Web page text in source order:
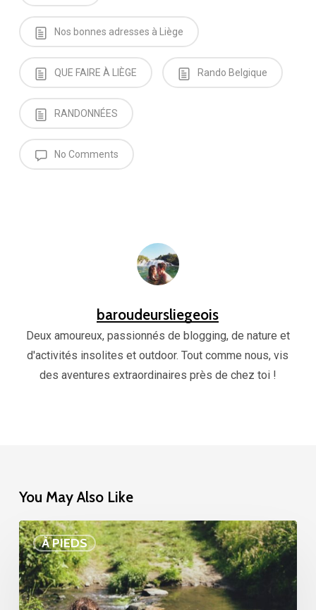
Nos bonnes adresses à Liège
QUE FAIRE À LIÈGE Rando Belgique
RANDONNÉES
No Comments
baroudeursliegeois
Deux amoureux, passionnés de blogging, de nature et
d'activités insolites et outdoor. Tout comme nous, vis
des aventures extraordinaires près de chez toi !
You May Also Like
À PIEDS
5
randonnées
magiques
à